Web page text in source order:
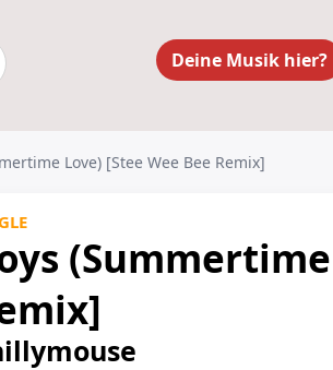
Deine Musik hier?
Love) [Stee Wee Bee Remix]